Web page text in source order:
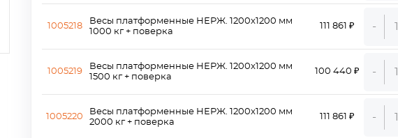
1005218
1005219
1005220
Весы платформенные НЕРЖ. 1200x1200 мм
1000 кг + поверка
Весы платформенные НЕРЖ. 1200x1200 мм
1500 кг + поверка
Весы платформенные НЕРЖ. 1200x1200 мм
2000 кг + поверка
111 861 ₽
100 440 ₽
111 861 ₽
-
-
-